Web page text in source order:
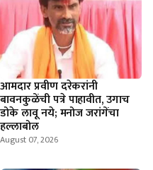
आमदार प्रवीण दरेकरांनी
बावनकुळेंची पत्रे पाहावीत, उगाच
डोके लावू नये; मनोज जरांगेंचा
हल्लाबोल
August 07, 2026